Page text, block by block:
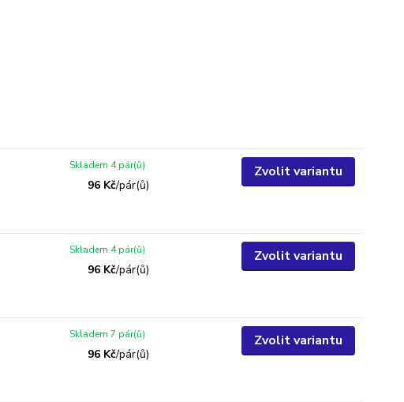
96 Kč/pár(ů)
Skladem 4 pár(ů) Zvolit variantu
96 Kč/pár(ů)
Skladem 4 pár(ů) Zvolit variantu
96 Kč/pár(ů)
Skladem 7 pár(ů) Zvolit variantu